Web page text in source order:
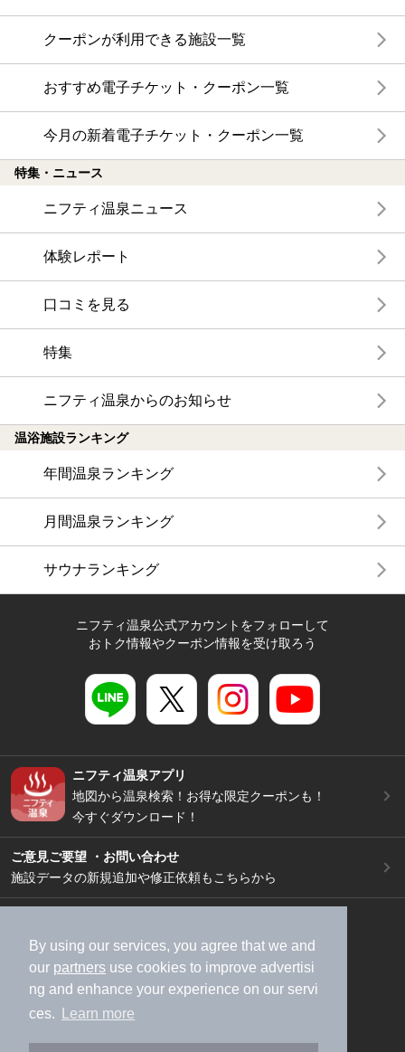
By using our services, you agree that we and
our partners use cookies to improve advertisi
ng and enhance your experience on our servi
ces.
Learn more
クーポンが利用できる施設一覧
おすすめ電子チケット・クーポン一覧
今月の新着電子チケット・クーポン一覧
特集・ニュース
ニフティ温泉ニュース
体験レポート
口コミを見る
特集
ニフティ温泉からのお知らせ
温浴施設ランキング
年間温泉ランキング
月間温泉ランキング
サウナランキング
ニフティ温泉公式アカウントをフォローして
おトク情報やクーポン情報を受け取ろう
ニフティ温泉アプリ
地図から温泉検索！お得な限定クーポンも！
今すぐダウンロード！
ご意見ご要望 ・お問い合わせ
施設データの新規追加や修正依頼もこちらから
加盟店募集（資料請求）
広告出稿のご案内
利用規約
ライフスタイルMEMBERS+規約
特定商取引法に基づく表記
ヘルプ
採用情報
運営会社